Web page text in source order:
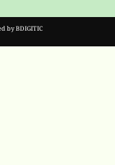
byBDIGITIC